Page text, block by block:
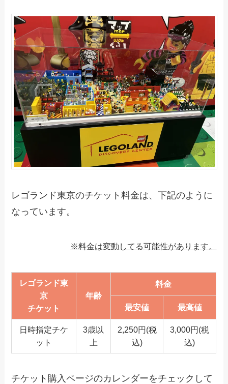
レゴランド東京のチケット料金は、下記のように
なっています。
※料金は変動してる可能性があります。
レゴランド東
京
チケット
年齢
料金
最安値 最高値
日時指定チケ
ット
3歳以
上
2,250円(税
込)
3,000円(税
込)
チケット購入ページのカレンダーをチェックして